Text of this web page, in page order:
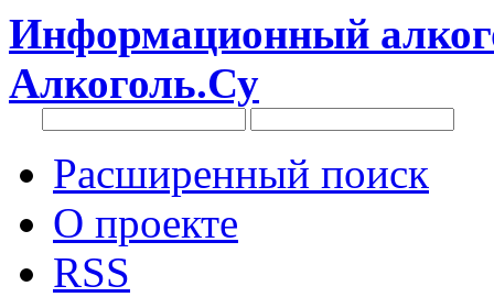
Информационный
Алкоголь.Су
Расширенный поиск
О проекте
RSS